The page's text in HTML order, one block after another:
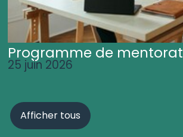
Programme de mentorat
25 juin 2026
Afficher tous